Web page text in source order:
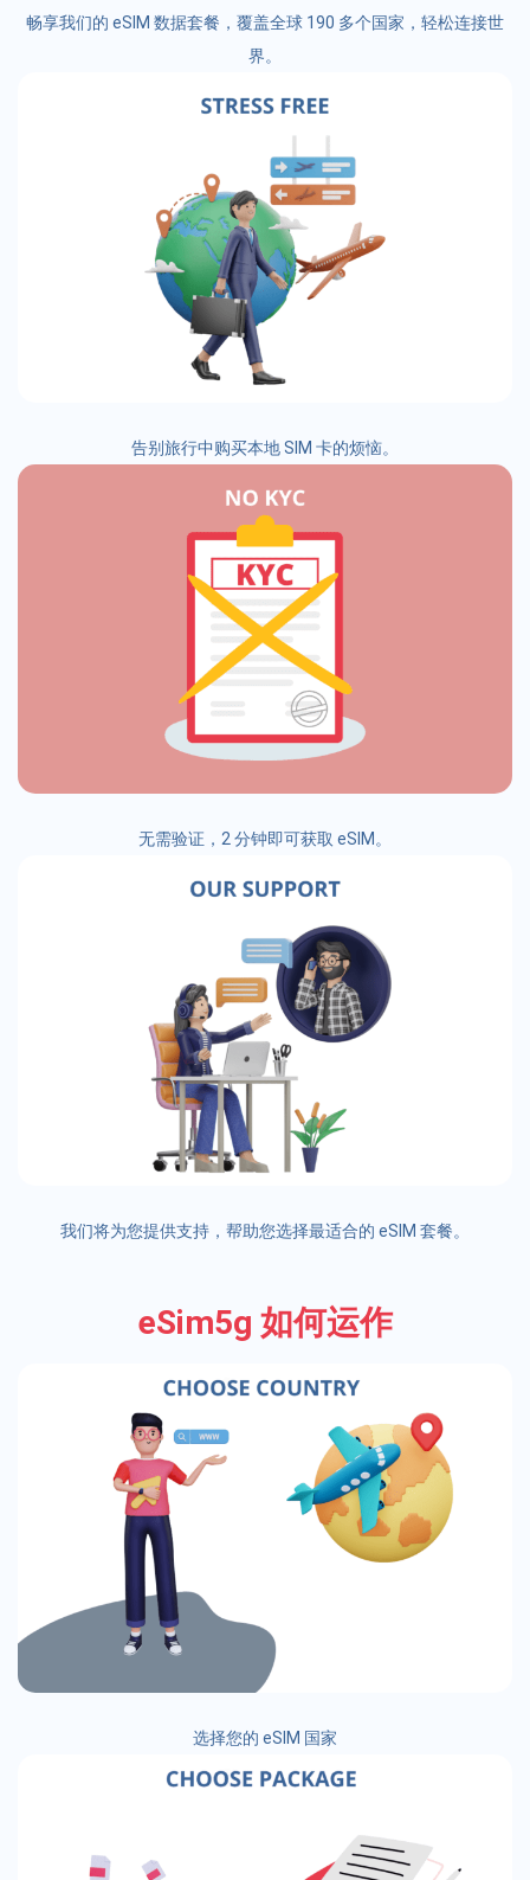
畅享我们的 eSIM 数据套餐，覆盖全球 190 多个国家，轻松连接世
界。
告别旅行中购买本地 SIM 卡的烦恼。
无需验证，2 分钟即可获取 eSIM。
我们将为您提供支持，帮助您选择最适合的 eSIM 套餐。
eSim5g 如何运作
选择您的 eSIM 国家